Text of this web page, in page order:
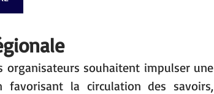
organisateurs souhaitent impulser une
favorisant la circulation des savoirs,